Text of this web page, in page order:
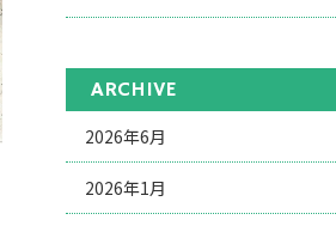
ARCHIVE
2026年6月
2026年1月